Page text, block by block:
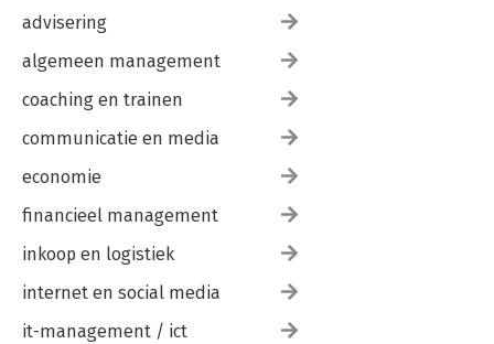
advisering
algemeen management
coaching en trainen
communicatie en media
economie
financieel management
inkoop en logistiek
internet en social media
it-management / ict